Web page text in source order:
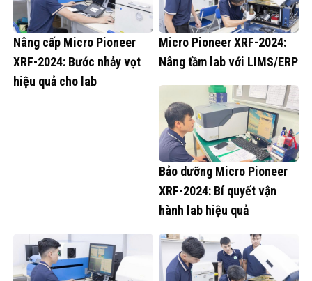
Nâng cấp Micro Pioneer
XRF-2024: Bước nhảy vọt
hiệu quả cho lab
Micro Pioneer XRF-2024:
Nâng tầm lab với LIMS/ERP
Bảo dưỡng Micro Pioneer
XRF-2024: Bí quyết vận
hành lab hiệu quả